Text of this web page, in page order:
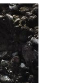
Strand